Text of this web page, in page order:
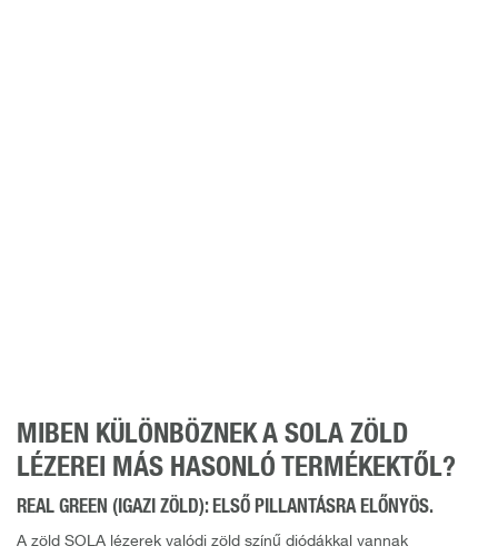
MIBEN KÜLÖNBÖZNEK A SOLA ZÖLD
LÉZEREI MÁS HASONLÓ TERMÉKEKTŐL?
REAL GREEN (IGAZI ZÖLD): ELSŐ PILLANTÁSRA ELŐNYÖS.
A zöld SOLA lézerek valódi zöld színű diódákkal vannak